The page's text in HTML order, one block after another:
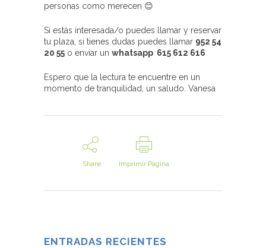
personas como merecen 😊
Si estás interesada/o puedes llamar y reservar
tu plaza, si tienes dudas puedes llamar 952 54
20 55 o enviar un whatsapp 615 612 616
Espero que la lectura te encuentre en un
momento de tranquilidad, un saludo. Vanesa
Share Imprimir Página
ENTRADAS RECIENTES